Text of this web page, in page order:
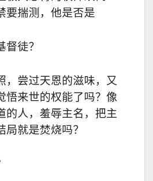
要揣测，他是否是
徒？
，尝过天恩的滋味，又
悟来世的权能了吗？像
的人，羞辱主名，把主
就是焚烧吗？